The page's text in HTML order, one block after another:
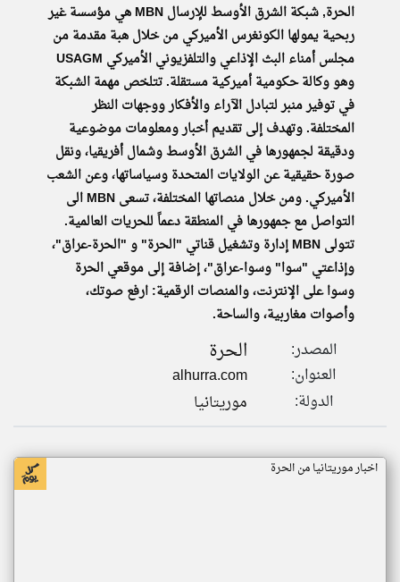
الحرة, شبكة الشرق الأوسط للإرسال MBN هي مؤسسة غير
ربحية يمولها الكونغرس الأميركي من خلال هبة مقدمة من
مجلس أمناء البث الإذاعي والتلفزيوني الأميركي USAGM
وهو وكالة حكومية أميركية مستقلة. تتلخص مهمة الشبكة
في توفير منبر لتبادل الآراء والأفكار ووجهات النظر
المختلفة. وتهدف إلى تقديم أخبار ومعلومات موضوعية
ودقيقة لجمهورها في الشرق الأوسط وشمال أفريقيا، ونقل
صورة حقيقية عن الولايات المتحدة وسياساتها، وعن الشعب
الأميركي. ومن خلال منصاتها المختلفة، تسعى MBN الى
التواصل مع جمهورها في المنطقة دعماً للحريات العالمية.
تتولى MBN إدارة وتشغيل قناتي "الحرة" و "الحرة-عراق"،
وإذاعتي "سوا" وسوا-عراق"، إضافة إلى موقعي الحرة
وسوا على الإنترنت، والمنصات الرقمية: ارفع صوتك،
وأصوات مغاربية، والساحة.
المصدر: الحرة
العنوان:
alhurra.com
الدولة:
موريتانيا
اخبار موريتانيا من الحرة